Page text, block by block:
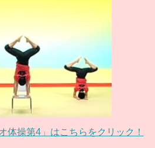
体操第4」はこちらをクリック！